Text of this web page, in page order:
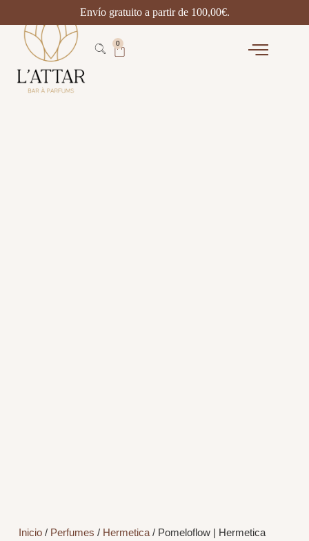
0
Inicio/ Perfumes / Hermetica/ Pomeloflow | Hermetica
Envío gratuito a partir de 100,00€.